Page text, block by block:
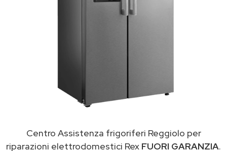
Centro Assistenza frigoriferi Reggiolo per
riparazioni elettrodomestici Rex FUORI GARANZIA.